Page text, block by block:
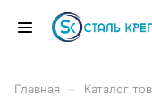
Главная Каталог